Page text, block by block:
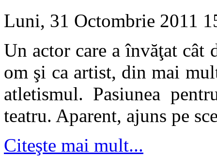
Luni, 31 Octombrie 2011
Un actor care a învăţat cât
om şi ca artist, din mai
atletismul. Pasiunea
teatru. Aparent, ajuns pe
Citeşte mai mult...